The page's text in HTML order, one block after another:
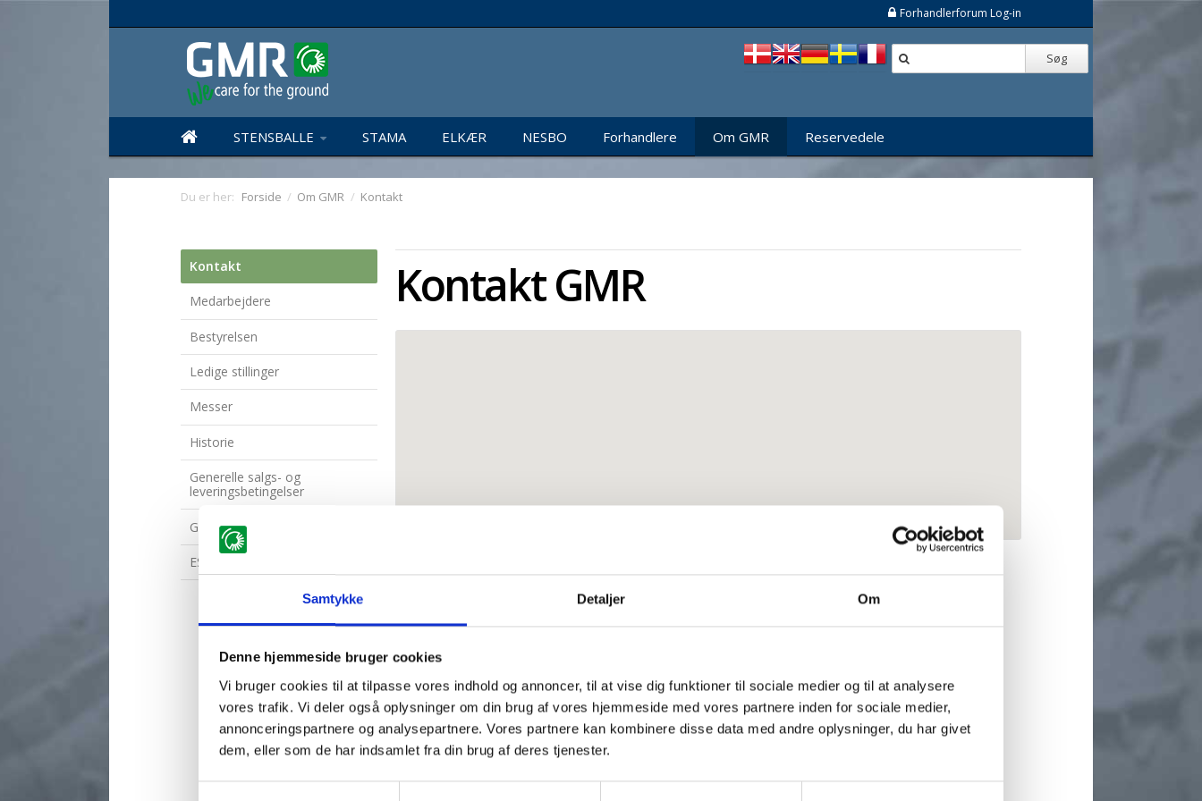
Samtykke Detaljer Om
Denne hjemmeside bruger cookies
Vi bruger cookies til at tilpasse vores indhold og annoncer, til at vise dig funktioner til sociale medier og til at analysere
vores trafik. Vi deler også oplysninger om din brug af vores hjemmeside med vores partnere inden for sociale medier,
annonceringspartnere og analysepartnere. Vores partnere kan kombinere disse data med andre oplysninger, du har givet
dem, eller som de har indsamlet fra din brug af deres tjenester.
Forhandlerforum Log-in
Søg
STENSBALLE STAMA ELKÆR NESBO Forhandlere Om GMR Reservedele
Du er her: Forside / Om GMR / Kontakt
Kontakt
Medarbejdere
Bestyrelsen
Ledige stillinger
Messer
Historie
Generelle salgs- og
leveringsbetingelser
GDPR
ESG rapport
Kontakt GMR
GMR maskiner A/S
Saturnvej 17
DK - 8700 Horsens
Medarbejderoversigt
Salg:stensballe@gmr.dk
Reservedele:parts@gmr.dk
Fakturaer:invoice@gmr.dk